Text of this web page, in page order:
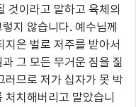
것이라고 말하고 육체의
지 않습니다. 예수님께
은 벌로 저주를 받아서
그 모든 무거운 짐을 짊
러므로 저가 십자가 못 박
치해버리고 말았습니